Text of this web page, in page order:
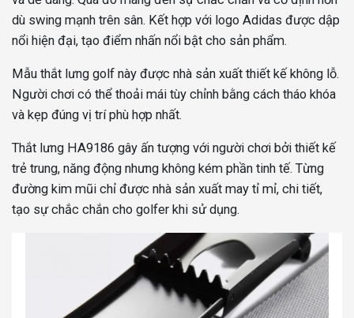
dù swing mạnh trên sân. Kết hợp với logo Adidas được dập
nổi hiện đại, tạo điểm nhấn nổi bật cho sản phẩm.
Mẫu thắt lưng golf này được nhà sản xuất thiết kế không lỗ.
Người chơi có thể thoải mái tùy chỉnh bằng cách tháo khóa
và kẹp đúng vị trí phù hợp nhất.
Thắt lưng HA9186 gây ấn tượng với người chơi bởi thiết kế
trẻ trung, năng động nhưng không kém phần tinh tế. Từng
đường kim mũi chỉ được nhà sản xuất may tỉ mỉ, chi tiết,
tạo sự chắc chắn cho golfer khi sử dụng.